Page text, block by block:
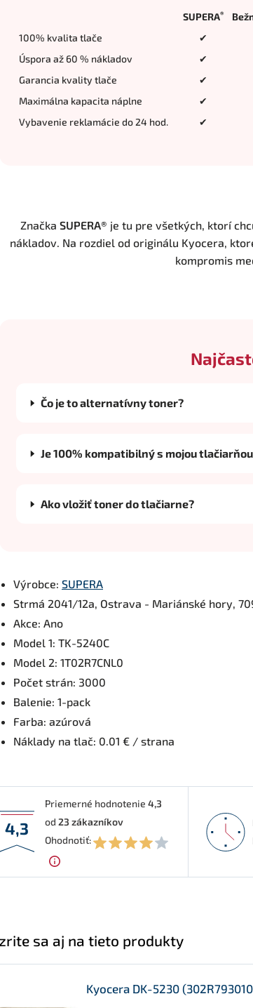
SUPERA®
100% kvalita tlače
✔
Úspora až 60 % nákladov
✔
Garancia kvality tlače
✔
Maximálna kapacita náplne
✔
Vybavenie reklamácie do 24 hod.
✔
Značka SUPERA® je tu pre všetkých, ktorí
nákladov. Na rozdiel od originálu Kyocera,
kompromis
Čo je to alternatívny toner?
Je 100% kompatibilný s mojou
Ako vložiť toner do tlačiarne?
Výrobce: SUPERA
Strmá 2041/12a, Ostrava - Mariánské hory,
Akce: Ano
Model 1: TK-5240C
Model 2: 1T02R7CNL0
Počet strán: 3000
Balenie: 1-pack
Farba: azúrová
Náklady na tlač: 0.01 € / strana
4,3
Priemerné hodnotenie4,3
od23 zákazníkov
Ohodnotiť:
sa aj na tieto produkty
Kyocera DK-5230